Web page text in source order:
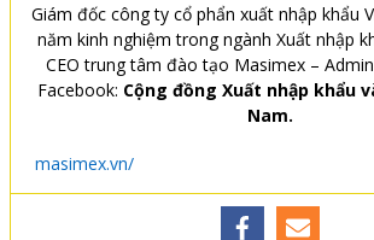
Giám đốc công ty cổ phẩn xuất nhập khẩu
năm kinh nghiệm trong ngành Xuất nhập
CEO trung tâm đào tạo Masimex –
Facebook: Cộng đồng Xuất nhập khẩu
Nam.
masimex.vn/